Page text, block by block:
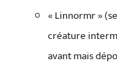
« Linnormr »
créature
avant mais